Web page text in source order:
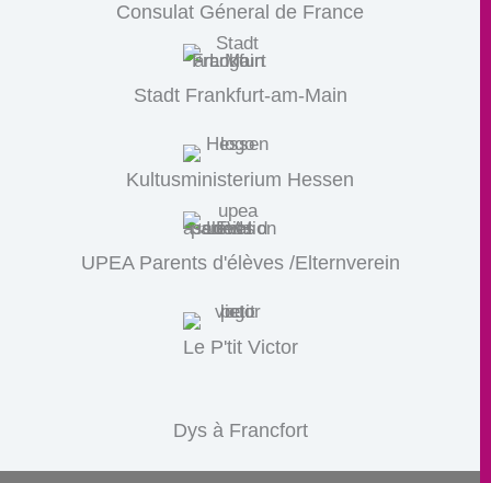
Consulat Géneral de France
Stadt Frankfurt-am-Main
Kultusministerium Hessen
UPEA Parents d'élèves /Elternverein
Le P'tit Victor
Dys à Francfort